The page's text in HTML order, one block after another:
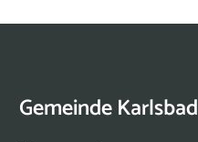
Gemeinde Karlsbad